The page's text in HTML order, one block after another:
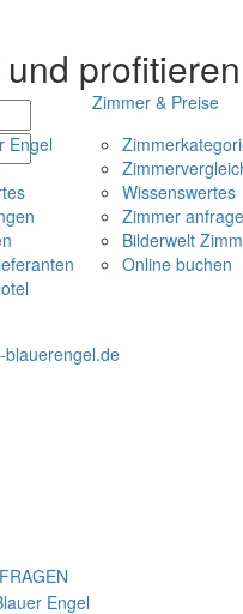
profitieren
blauerengel.de
Engel
Zimmer & Preise
Wissenswertes
Zimmer
Bilderwelt
Online buchen